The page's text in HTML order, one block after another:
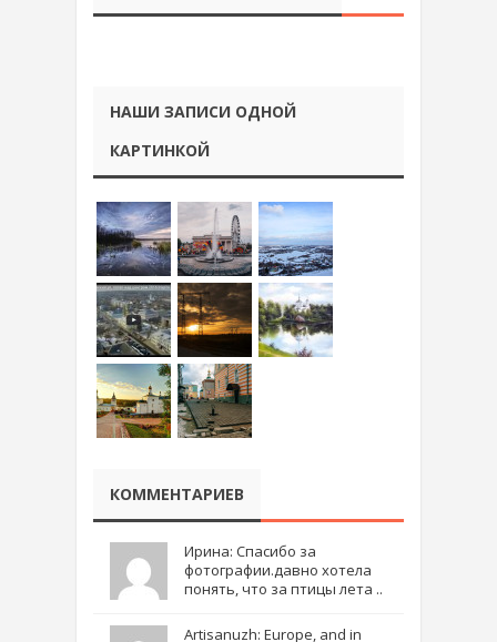
НАШИ ЗАПИСИ ОДНОЙ
КАРТИНКОЙ
КОММЕНТАРИЕВ
Ирина: Спасибо за
фотографии.давно хотела
понять, что за птицы лета ..
Artisanuzh: Europe, and in